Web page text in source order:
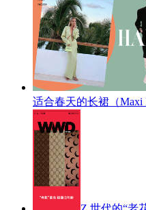
适合春天的长裙（Maxi